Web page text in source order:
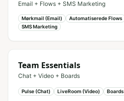
Email + Flows + SMS Marketing
Mørkmail (Email)
Automatiserede Flows
SMS Marketing
Team Essentials
Chat + Video + Boards
Pulse (Chat) LiveRoom (Video) Boards